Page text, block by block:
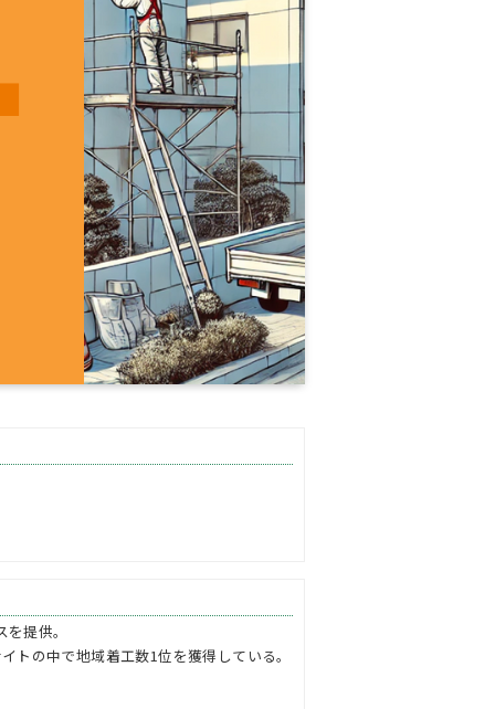
提供。
の中で地域着工数1位を獲得している。